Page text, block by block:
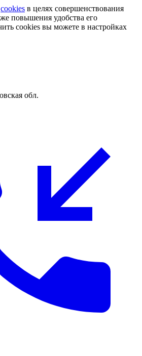
cookies в целях совершенствования
повышения удобства его
cookies вы можете в настройках
обл.